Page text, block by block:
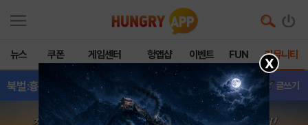
뉴스 쿠폰 게임센터 헝앱샵 이벤트 FUN 커뮤니티
북벌:흉노의습격 - 이벤트 글쓰기
X